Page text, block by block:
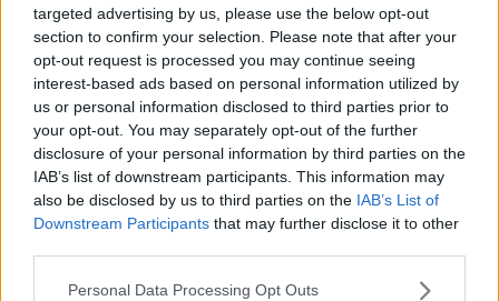
targeted advertising by us, please use the below opt-out
section to confirm your selection. Please note that after your
opt-out request is processed you may continue seeing
interest-based ads based on personal information utilized by
us or personal information disclosed to third parties prior to
your opt-out. You may separately opt-out of the further
disclosure of your personal information by third parties on the
IAB’s list of downstream participants. This information may
also be disclosed by us to third parties on the IAB’s List of
Downstream Participants that may further disclose it to other
Please note that this website/app uses one or more Google
Personal Data Processing Opt Outs
bilarna i trafiken rullar på dubbdäck. Om alla
bilar rullade på friktionsdäck skulle vägen
riskera att bli polerad och så hal att
trafiksäkerheten skulle äventyras.
Testet av friktionsdäckgjordes samma vecka
som testerna med dubbade däck, det vill säga
på ”White Hells” testbanor utanför Ivalo,
Finland, första veckan i mars 2015.
Testförhållandena skiftade mellan ganska mild